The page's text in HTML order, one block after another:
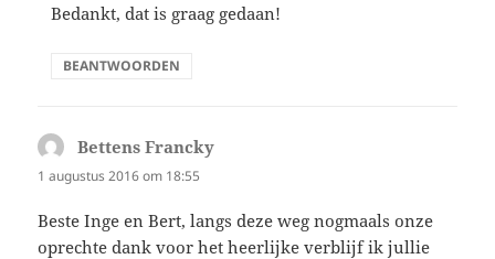
Bedankt, dat is graag gedaan!
BEANTWOORDEN
Bettens Francky
1 augustus 2016 om 18:55
Beste Inge en Bert, langs deze weg nogmaals onze
oprechte dank voor het heerlijke verblijf ik jullie